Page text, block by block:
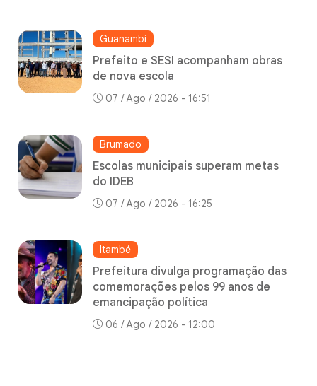
Guanambi
Prefeito e SESI acompanham obras
de nova escola
07 / Ago / 2026 - 16:51
Brumado
Escolas municipais superam metas
do IDEB
07 / Ago / 2026 - 16:25
Itambé
Prefeitura divulga programação das
comemorações pelos 99 anos de
emancipação política
06 / Ago / 2026 - 12:00